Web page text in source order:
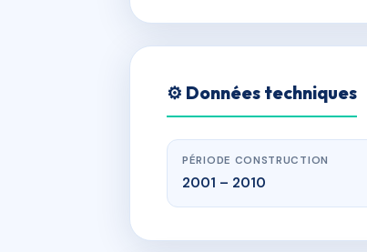
⚙️ Données techniques
PÉRIODE CONSTRUCTION
2001 – 2010